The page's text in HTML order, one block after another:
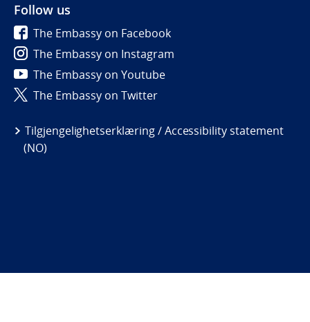
Follow us
The Embassy on Facebook
The Embassy on Instagram
The Embassy on Youtube
The Embassy on Twitter
Tilgjengelighetserklæring / Accessibility statement
(NO)